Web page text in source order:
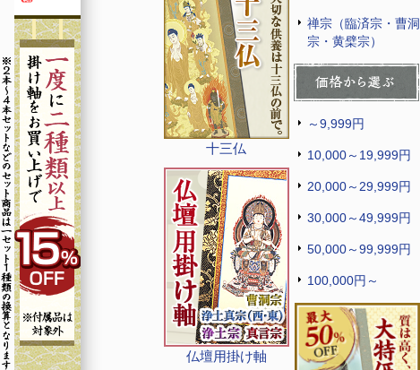
十三仏
仏壇用掛け軸
禅宗（臨済宗・曹洞
宗・黄檗宗）
～9,999円
10,000～19,999円
20,000～29,999円
30,000～49,999円
50,000～99,999円
100,000円～